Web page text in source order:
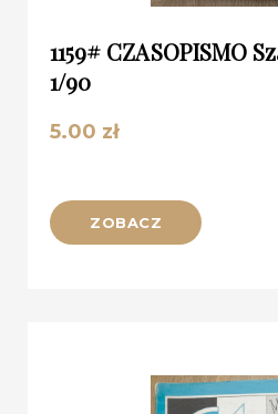
1159# CZASOPISMO
1/90
5.00 zł
ZOBACZ